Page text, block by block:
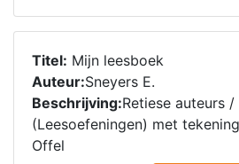
Titel: Mijn leesboek
Auteur:Sneyers E.
Beschrijving:Retiese auteurs
(Leesoefeningen) met
Offel